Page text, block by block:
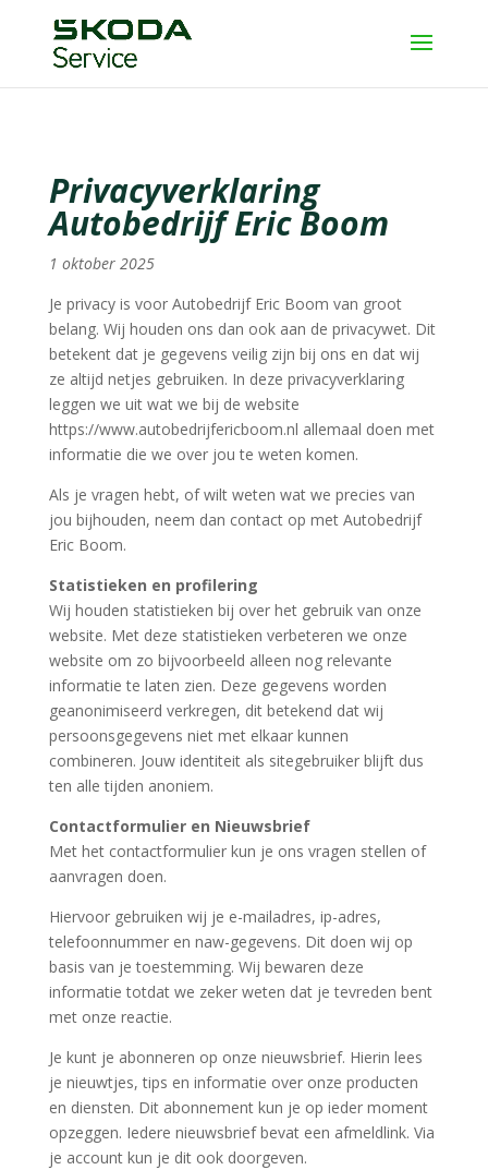
Privacyverklaring
Autobedrijf Eric Boom
1 oktober 2025
Je privacy is voor Autobedrijf Eric Boom van groot
belang. Wij houden ons dan ook aan de privacywet. Dit
betekent dat je gegevens veilig zijn bij ons en dat wij
ze altijd netjes gebruiken. In deze privacyverklaring
leggen we uit wat we bij de website
https://www.autobedrijfericboom.nl allemaal doen met
informatie die we over jou te weten komen.
Als je vragen hebt, of wilt weten wat we precies van
jou bijhouden, neem dan contact op met Autobedrijf
Eric Boom.
Statistieken en profilering
Wij houden statistieken bij over het gebruik van onze
website. Met deze statistieken verbeteren we onze
website om zo bijvoorbeeld alleen nog relevante
informatie te laten zien. Deze gegevens worden
geanonimiseerd verkregen, dit betekend dat wij
persoonsgegevens niet met elkaar kunnen
combineren. Jouw identiteit als sitegebruiker blijft dus
ten alle tijden anoniem.
Contactformulier en Nieuwsbrief
Met het contactformulier kun je ons vragen stellen of
aanvragen doen.
Hiervoor gebruiken wij je e-mailadres, ip-adres,
telefoonnummer en naw-gegevens. Dit doen wij op
basis van je toestemming. Wij bewaren deze
informatie totdat we zeker weten dat je tevreden bent
met onze reactie.
Je kunt je abonneren op onze nieuwsbrief. Hierin lees
je nieuwtjes, tips en informatie over onze producten
en diensten. Dit abonnement kun je op ieder moment
opzeggen. Iedere nieuwsbrief bevat een afmeldlink. Via
je account kun je dit ook doorgeven.